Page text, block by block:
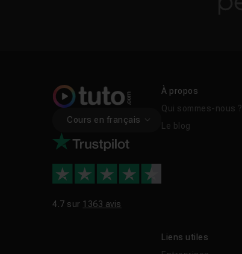
Cours en français
4.7 sur 1363 avis
À propos
Qui sommes-nous ?
Le blog
Liens utiles